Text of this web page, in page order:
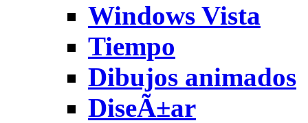
Windows Vista
Tiempo
Dibujos animados
DiseÃ±ar